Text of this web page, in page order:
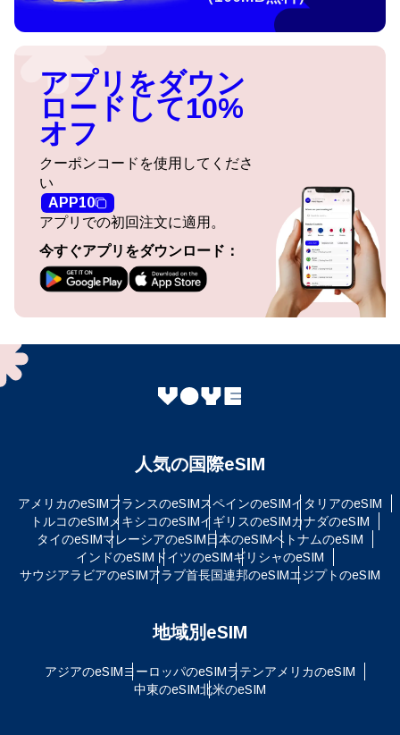
アプリをダウン
ロードして10%
オフ
クーポンコードを使用してくださ
い
APP10
アプリでの初回注文に適用。
今すぐアプリをダウンロード：
人気の国際eSIM
アメリカのeSIMフランスのeSIMスペインのeSIMイタリアのeSIM
トルコのeSIM メキシコのeSIMイギリスのeSIMカナダのeSIM
タイのeSIMマレーシアのeSIM日本のeSIMベトナムのeSIM
インドのeSIM ドイツのeSIMギリシャのeSIM
サウジアラビアのeSIMアラブ首長国連邦のeSIMエジプトのeSIM
地域別eSIM
アジアのeSIMヨーロッパのeSIMラテンアメリカのeSIM
中東のeSIM北米のeSIM